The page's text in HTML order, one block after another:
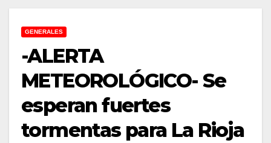
GENERALES
-ALERTA
METEOROLÓGICO- Se
esperan fuertes
tormentas para La Rioja